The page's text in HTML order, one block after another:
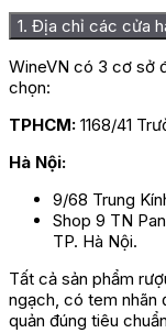
1. Địa chỉ các cửa
WineVN có 3 cơ sở
chọn:
TPHCM: 1168/41
Hà Nội:
9/68 Trung
Shop 9 TN
TP. Hà Nội.
Tất cả sản phẩm
ngạch, có tem nhãn
quản đúng tiêu